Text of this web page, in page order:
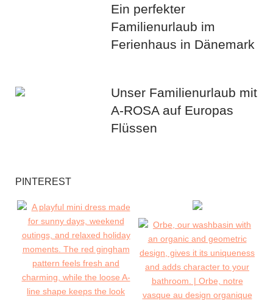
Ein perfekter
Familienurlaub im
Ferienhaus in Dänemark
Unser Familienurlaub mit
A-ROSA auf Europas
Flüssen
PINTEREST